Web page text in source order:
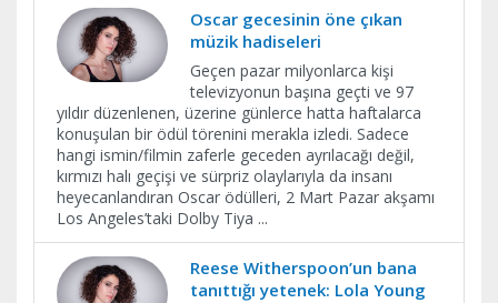
Oscar gecesinin öne çıkan
müzik hadiseleri
Geçen pazar milyonlarca kişi
televizyonun başına geçti ve 97
yıldır düzenlenen, üzerine günlerce hatta haftalarca
konuşulan bir ödül törenini merakla izledi. Sadece
hangi ismin/filmin zaferle geceden ayrılacağı değil,
kırmızı halı geçişi ve sürpriz olaylarıyla da insanı
heyecanlandıran Oscar ödülleri, 2 Mart Pazar akşamı
Los Angeles’taki Dolby Tiya ...
Reese Witherspoon’un bana
tanıttığı yetenek: Lola Young